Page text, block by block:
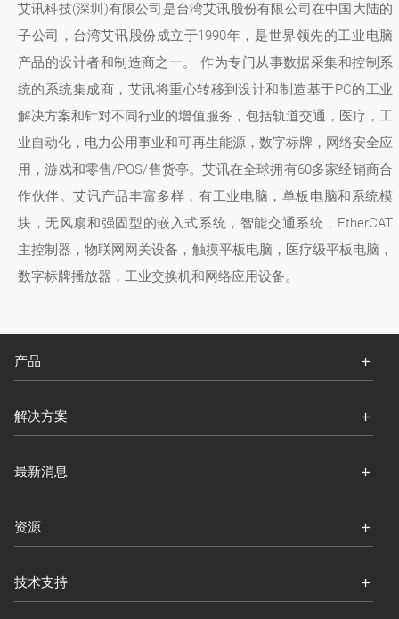
艾讯科技(深圳)有限公司是台湾艾讯股份有限公司在中国大陆的
子公司，台湾艾讯股份成立于1990年，是世界领先的工业电脑
产品的设计者和制造商之一。 作为专门从事数据采集和控制系
统的系统集成商，艾讯将重心转移到设计和制造基于PC的工业
解决方案和针对不同行业的增值服务，包括轨道交通，医疗，工
业自动化，电力公用事业和可再生能源，数字标牌，网络安全应
用，游戏和零售/POS/售货亭。艾讯在全球拥有60多家经销商合
作伙伴。艾讯产品丰富多样，有工业电脑，单板电脑和系统模
块，无风扇和强固型的嵌入式系统，智能交通系统，EtherCAT
主控制器，物联网网关设备，触摸平板电脑，医疗级平板电脑，
数字标牌播放器，工业交换机和网络应用设备。
产品
解决方案
最新消息
资源
技术支持